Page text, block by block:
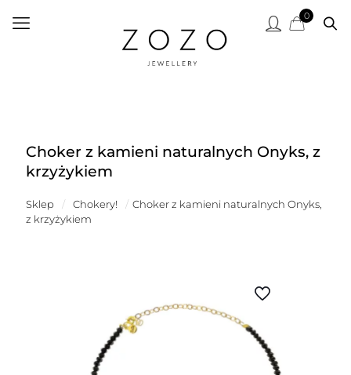
0
Choker z kamieni naturalnych Onyks, z
krzyżykiem
Sklep / Chokery! / Choker z kamieni naturalnych Onyks,
z krzyżykiem